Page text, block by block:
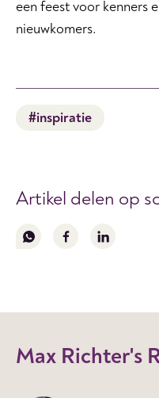
een feest voor kenners
nieuwkomers.
#inspiratie
Artikel delen op
Volg
Volg
Volg
Max Richter's